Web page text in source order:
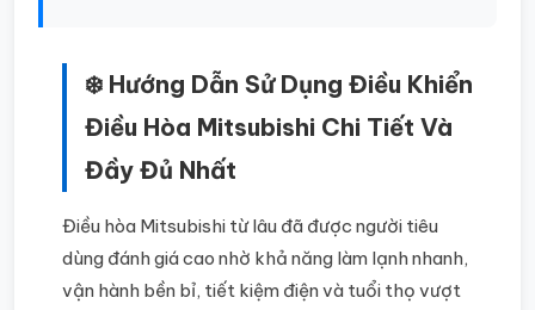
❄️ Hướng Dẫn Sử Dụng Điều Khiển
Điều Hòa Mitsubishi Chi Tiết Và
Đầy Đủ Nhất
Điều hòa Mitsubishi từ lâu đã được người tiêu
dùng đánh giá cao nhờ khả năng làm lạnh nhanh,
vận hành bền bỉ, tiết kiệm điện và tuổi thọ vượt